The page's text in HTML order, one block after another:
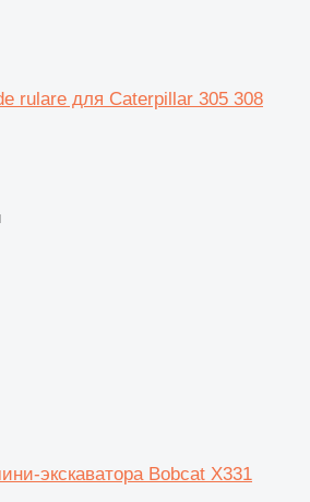
rulare для Caterpillar 305 308
экскаватора Bobcat X331